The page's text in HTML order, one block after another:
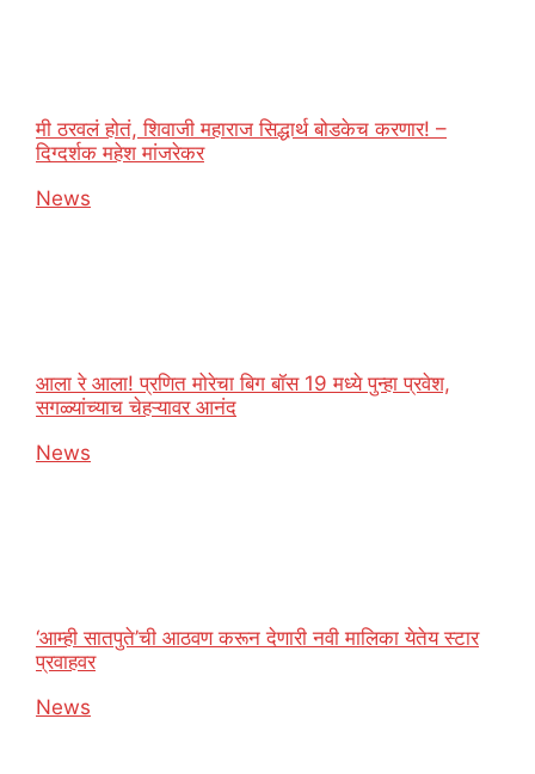
मी ठरवलं होतं, शिवाजी महाराज सिद्धार्थ बोडकेच करणार! –
दिग्दर्शक महेश मांजरेकर
In relation to
News
आला रे आला! प्रणित मोरेचा बिग बॉस 19 मध्ये पुन्हा प्रवेश,
सगळ्यांच्याच चेहऱ्यावर आनंद
In relation to
News
‘आम्ही सातपुते’ची आठवण करून देणारी नवी मालिका येतेय स्टार
प्रवाहवर
In relation to
News